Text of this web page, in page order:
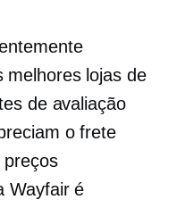
melhores lojas de
de avaliação
o frete
preços
Wayfair é